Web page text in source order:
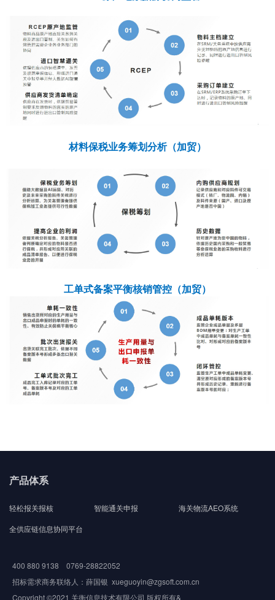
材料保税业务筹划分析（加贸）
工单式备案平衡核销管控（加贸）
产品体系
轻松报关报核 智能通关申报
海关物流AEO系统
全供应链信息协同平台
400 880 9138 0769-28822052
招标需求商务联络人：薛国银 xueguoyin@zgsoft.com.cn
Copyright ©2021 关衡信息技术有限公司 版权所有&